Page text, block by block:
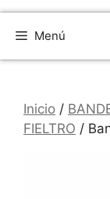
Menú
Inicio /
FIELTRO /